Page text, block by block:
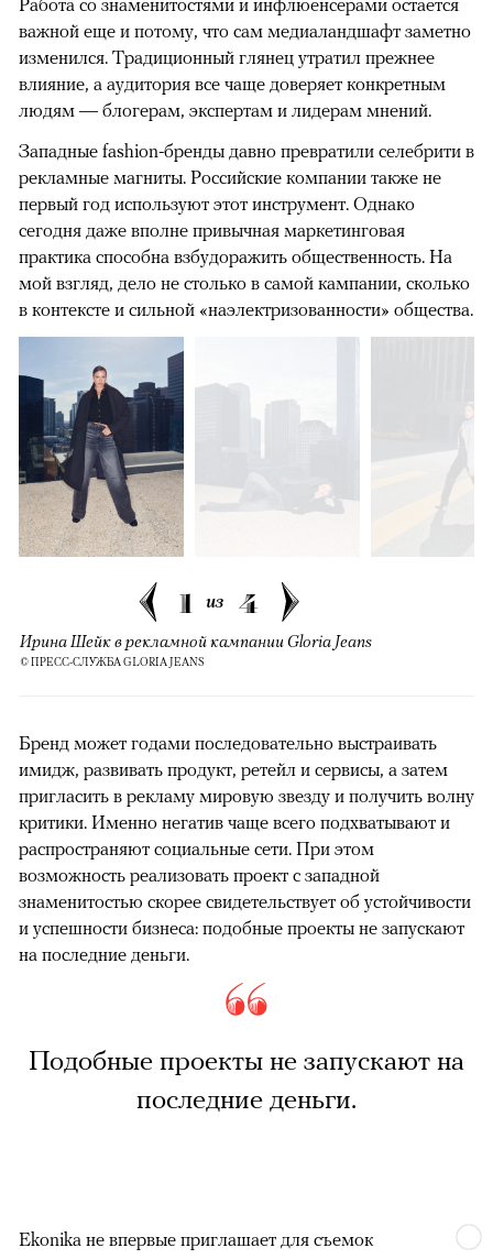
важной еще и потому, что сам медиаландшафт заметно
изменился. Традиционный глянец утратил прежнее
влияние, а аудитория все чаще доверяет конкретным
людям — блогерам, экспертам и лидерам мнений.
Западные fashion-бренды давно превратили селебрити в
рекламные магниты. Российские компании также не
первый год используют этот инструмент. Однако
сегодня даже вполне привычная маркетинговая
практика способна взбудоражить общественность. На
мой взгляд, дело не столько в самой кампании, сколько
в контексте и сильной «наэлектризованности» общества.
1 из 4
Ирина Шейк в рекламной кампании Gloria Jeans
© ПРЕСС-СЛУЖБА GLORIA JEANS
Бренд может годами последовательно выстраивать
имидж, развивать продукт, ретейл и сервисы, а затем
пригласить в рекламу мировую звезду и получить волну
критики. Именно негатив чаще всего подхватывают и
распространяют социальные сети. При этом
возможность реализовать проект с западной
знаменитостью скорее свидетельствует об устойчивости
и успешности бизнеса: подобные проекты не запускают
на последние деньги.
Подобные проекты не запускают на
последние деньги.
Ekonika не впервые приглашает для съемок